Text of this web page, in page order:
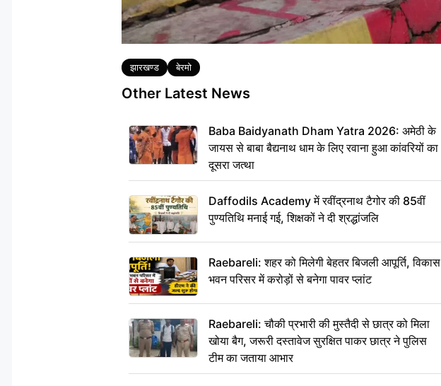
Tags
झारखण्ड बेरमो
Other Latest News
Baba Baidyanath Dham Yatra 2026: अमेठी के
जायस से बाबा बैद्यनाथ धाम के लिए रवाना हुआ कांवरियों का
दूसरा जत्था
Daffodils Academy में रवींद्रनाथ टैगोर की 85वीं
पुण्यतिथि मनाई गई, शिक्षकों ने दी श्रद्धांजलि
Raebareli: शहर को मिलेगी बेहतर बिजली आपूर्ति, विकास
भवन परिसर में करोड़ों से बनेगा पावर प्लांट
Raebareli: चौकी प्रभारी की मुस्तैदी से छात्र को मिला
खोया बैग, जरूरी दस्तावेज सुरक्षित पाकर छात्र ने पुलिस
टीम का जताया आभार